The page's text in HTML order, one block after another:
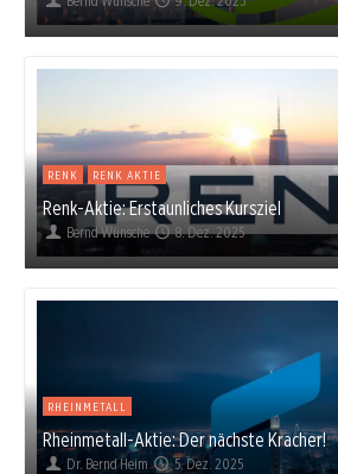
RENK RENK AKTIE
Renk-Aktie: Erstaunliches Kursziel
Bernd Wünsche 8. Dez. 2025
RHEINMETALL
Rheinmetall-Aktie: Der nächste Kracher!
Dr. Bernd Heim 5. Dez. 2025